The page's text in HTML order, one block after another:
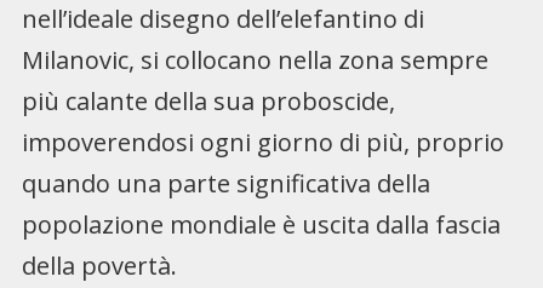
nell’ideale disegno dell’elefantino di
Milanovic, si collocano nella zona sempre
più calante della sua proboscide,
impoverendosi ogni giorno di più, proprio
quando una parte significativa della
popolazione mondiale è uscita dalla fascia
della povertà.